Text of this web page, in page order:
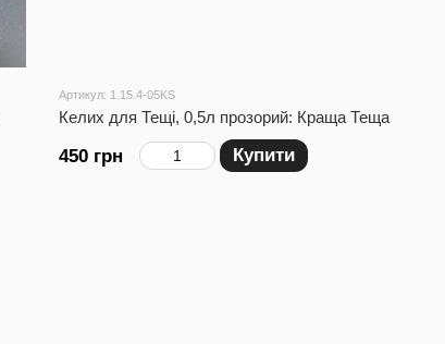
Артикул: 1.15.4-05KS
Келих для Тещі, 0,5л прозорий: Краща Теща
450 грн Купити